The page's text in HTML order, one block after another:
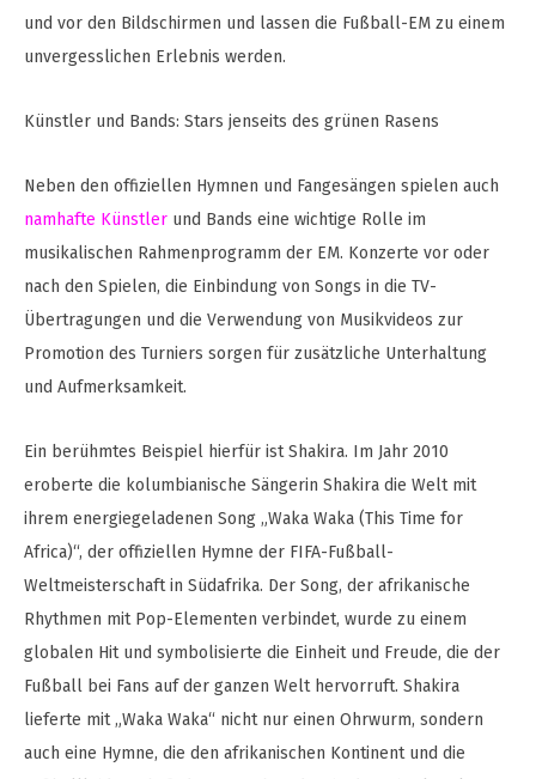
und vor den Bildschirmen und lassen die Fußball-EM zu einem
unvergesslichen Erlebnis werden.
Künstler und Bands: Stars jenseits des grünen Rasens
Neben den offiziellen Hymnen und Fangesängen spielen auch
namhafte Künstler und Bands eine wichtige Rolle im
musikalischen Rahmenprogramm der EM. Konzerte vor oder
nach den Spielen, die Einbindung von Songs in die TV-
Übertragungen und die Verwendung von Musikvideos zur
Promotion des Turniers sorgen für zusätzliche Unterhaltung
und Aufmerksamkeit.
Ein berühmtes Beispiel hierfür ist Shakira. Im Jahr 2010
eroberte die kolumbianische Sängerin Shakira die Welt mit
ihrem energiegeladenen Song „Waka Waka (This Time for
Africa)“, der offiziellen Hymne der FIFA-Fußball-
Weltmeisterschaft in Südafrika. Der Song, der afrikanische
Rhythmen mit Pop-Elementen verbindet, wurde zu einem
globalen Hit und symbolisierte die Einheit und Freude, die der
Fußball bei Fans auf der ganzen Welt hervorruft. Shakira
lieferte mit „Waka Waka“ nicht nur einen Ohrwurm, sondern
auch eine Hymne, die den afrikanischen Kontinent und die